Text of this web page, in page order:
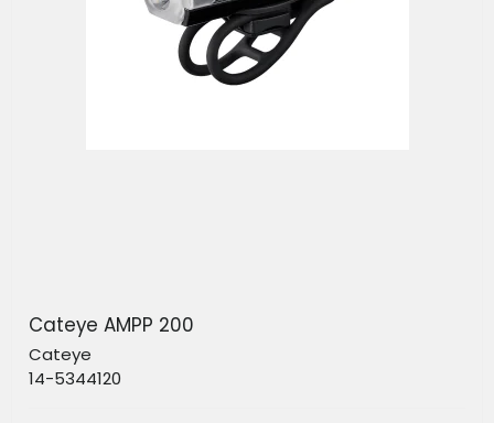
Cateye AMPP 200
Cateye
14-5344120